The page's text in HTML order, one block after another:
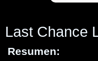
Last Chance
Resumen: